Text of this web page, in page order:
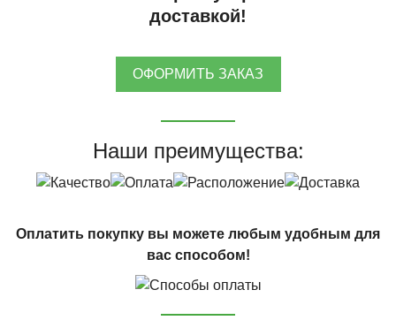
доставкой!
ОФОРМИТЬ ЗАКАЗ
Наши преимущества:
Оплатить покупку вы можете любым удобным для
вас способом!